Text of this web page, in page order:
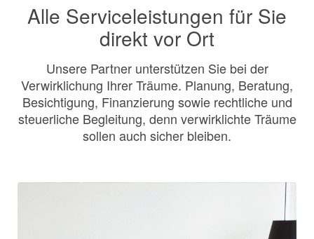
Alle Serviceleistungen für Sie
direkt vor Ort
Unsere Partner unterstützen Sie bei der
Verwirklichung Ihrer Träume. Planung, Beratung,
Besichtigung, Finanzierung sowie rechtliche und
steuerliche Begleitung, denn verwirklichte Träume
sollen auch sicher bleiben.